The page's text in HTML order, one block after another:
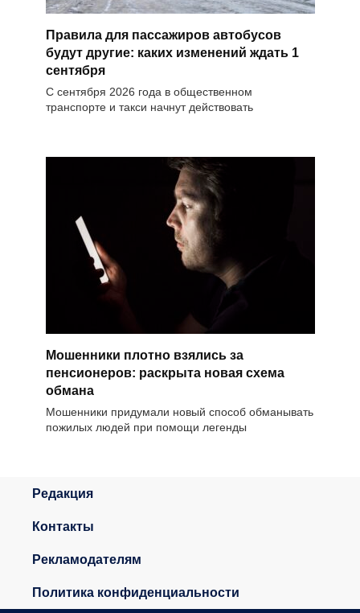
Правила для пассажиров автобусов
будут другие: каких изменений ждать 1
сентября
С сентября 2026 года в общественном
транспорте и такси начнут действовать
Мошенники плотно взялись за
пенсионеров: раскрыта новая схема
обмана
Мошенники придумали новый способ обманывать
пожилых людей при помощи легенды
Редакция
Контакты
Рекламодателям
Политика конфиденциальности